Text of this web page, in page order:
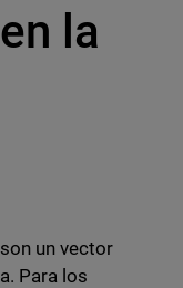
la
un vector
Para los